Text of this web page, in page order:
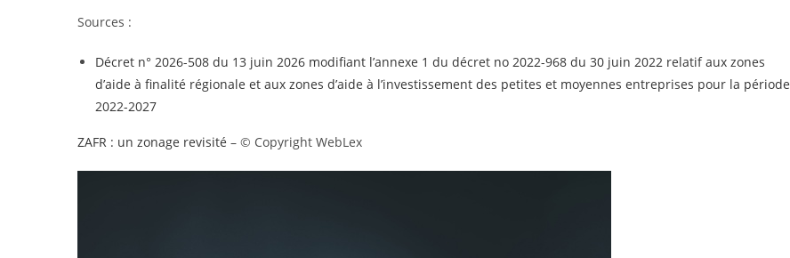
Sources :
Décret n° 2026-508 du 13 juin 2026 modifiant l’annexe 1 du décret no 2022-968 du 30 juin 2022 relatif aux zones
d’aide à finalité régionale et aux zones d’aide à l’investissement des petites et moyennes entreprises pour la période
2022-2027
ZAFR : un zonage revisité – © Copyright WebLex